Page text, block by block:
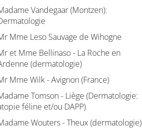
Vandegaar (Montzen):
Mme Leso Sauvage de Wihogne
et Mme Bellinaso - La Roche en
(dermatologie)
Mme Wilk - Avignon (France)
Tomson - Liège (Dermatologie:
féline et/ou DAPP)
Wouters - Theux (dermatologie)